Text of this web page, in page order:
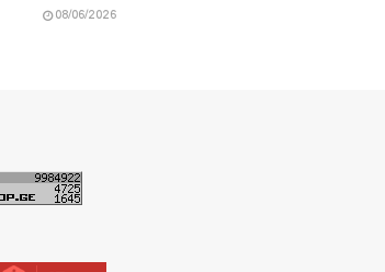
08/06/2026